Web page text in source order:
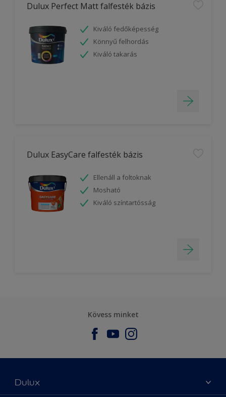
Dulux Perfect Matt falfesték bázis
Kiváló fedőképesség
Könnyű felhordás
Kiváló takarás
Dulux EasyCare falfesték bázis
Ellenáll a foltoknak
Mosható
Kiváló színtartósság
Kövess minket
Dulux